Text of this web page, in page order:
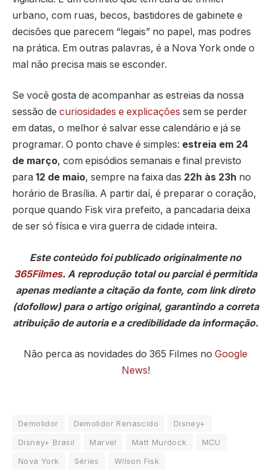
urbano, com ruas, becos, bastidores de gabinete e
decisões que parecem “legais” no papel, mas podres
na prática. Em outras palavras, é a Nova York onde o
mal não precisa mais se esconder.
Se você gosta de acompanhar as estreias da nossa
sessão de curiosidades e explicações sem se perder
em datas, o melhor é salvar esse calendário e já se
programar. O ponto chave é simples: estreia em 24
de março, com episódios semanais e final previsto
para 12 de maio, sempre na faixa das 22h às 23h no
horário de Brasília. A partir daí, é preparar o coração,
porque quando Fisk vira prefeito, a pancadaria deixa
de ser só física e vira guerra de cidade inteira.
Este conteúdo foi publicado originalmente no
365Filmes. A reprodução total ou parcial é permitida
apenas mediante a citação da fonte, com link direto
(dofollow) para o artigo original, garantindo a correta
atribuição de autoria e a credibilidade da informação.
Não perca as novidades do 365 Filmes no Google
News!
Demolidor Demolidor Renascido
Disney+
Disney+ Brasil
Marvel Matt Murdock
MCU
Nova York
Séries Wilson Fisk